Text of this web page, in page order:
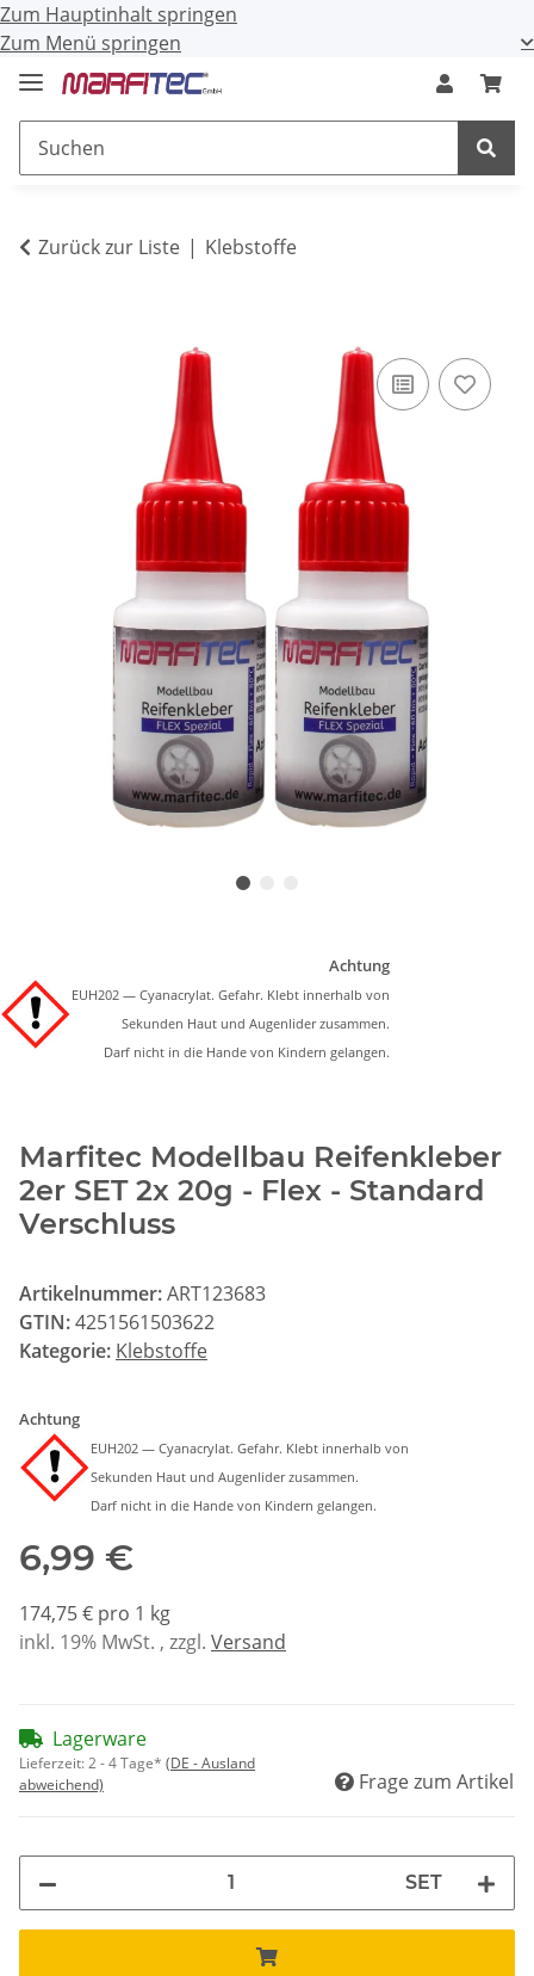
Zum Hauptinhalt springen
Zum Menü springen
Zurück zur Liste Klebstoffe
Achtung
EUH202 — Cyanacrylat. Gefahr. Klebt innerhalb von
Sekunden Haut und Augenlider zusammen.
Darf nicht in die Hande von Kindern gelangen.
Marfitec Modellbau Reifenkleber
2er SET 2x 20g - Flex - Standard
Verschluss
Artikelnummer:ART123683
GTIN:4251561503622
Kategorie: Klebstoffe
Achtung
EUH202 — Cyanacrylat. Gefahr. Klebt innerhalb von
Sekunden Haut und Augenlider zusammen.
Darf nicht in die Hande von Kindern gelangen.
6,99 €
174,75 € pro 1 kg
inkl. 19% MwSt. , zzgl. Versand
Lagerware
Lieferzeit:2 - 4 Tage* (DE - Ausland
abweichend)
Frage zum Artikel
SET